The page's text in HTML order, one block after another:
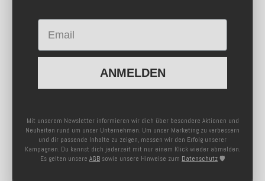
Email
ANMELDEN
Mit unserem Newsletter informieren wir dich über besondere Aktionen und
Neuheiten rund um unser Unternehmen. Um unser Marketing zu verbessern
und dir passende Inhalte zu zeigen, messen wir den Erfolg unserer
Kampagnen. Du kannst dich jederzeit mit nur einem Klick wieder abmelden.
Es gelten unsere AGB sowie unsere Hinweise zum Datenschutz 🛡️